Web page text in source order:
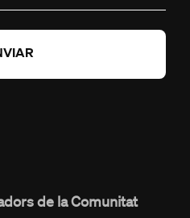
de la Comunitat